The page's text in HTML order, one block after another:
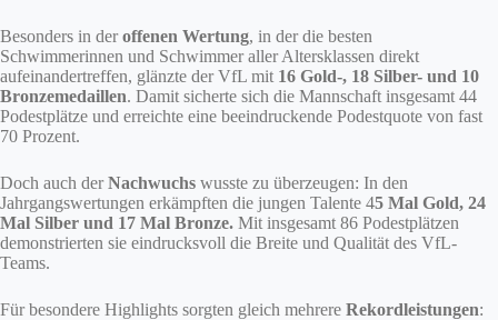
Besonders in deroffenen Wertung, in der die besten
Schwimmerinnen und Schwimmer aller Altersklassen direkt
aufeinandertreffen, glänzte der VfL mit 16 Gold-, 18 Silber- und 10
Bronzemedaillen. Damit sicherte sich die Mannschaft insgesamt 44
Podestplätze und erreichte eine beeindruckende Podestquote von fast
70 Prozent.
Doch auch derNachwuchs wusste zu überzeugen: In den
Jahrgangswertungen erkämpften die jungen Talente 45 Mal Gold, 24
Mal Silber und 17 Mal Bronze. Mit insgesamt 86 Podestplätzen
demonstrierten sie eindrucksvoll die Breite und Qualität des VfL-
Teams.
Für besondere Highlights sorgten gleich mehrere Rekordleistungen: